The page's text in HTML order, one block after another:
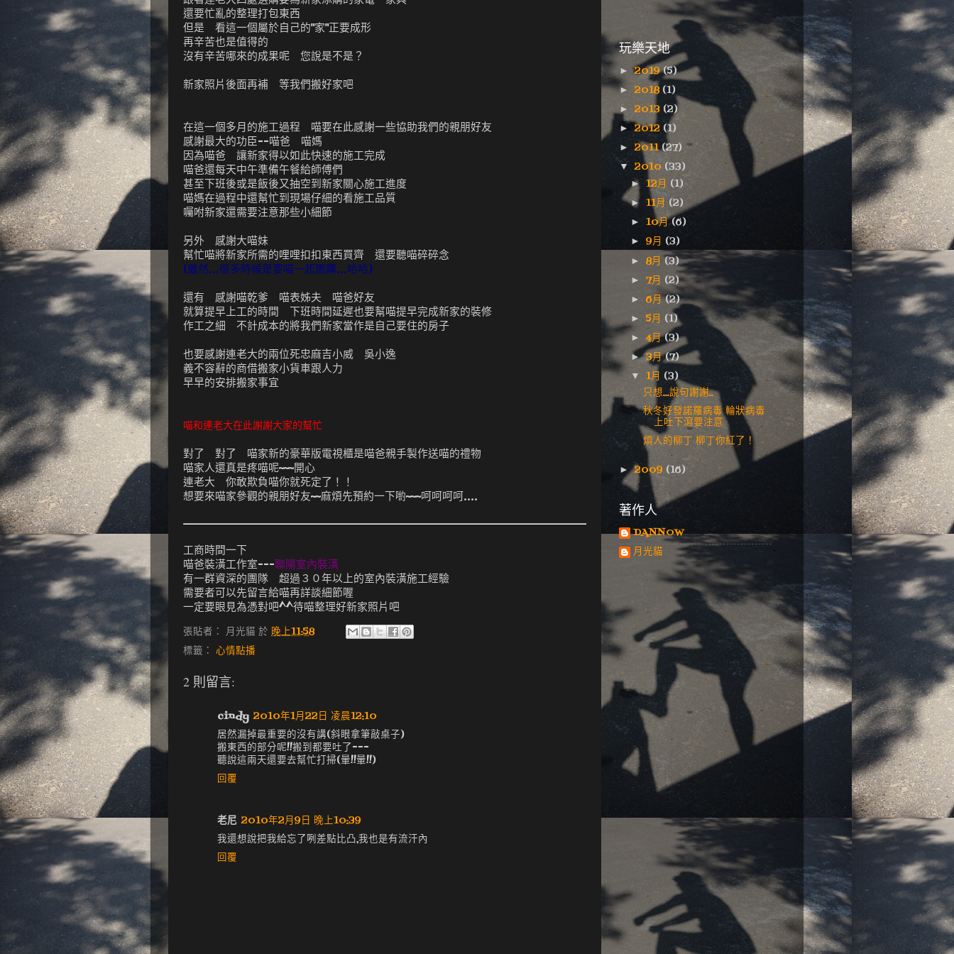
還要忙亂的整理打包東西
但是 看這一個屬於自己的"家"正要成形
再辛苦也是值得的
沒有辛苦哪來的成果呢 您說是不是？
新家照片後面再補 等我們搬好家吧
在這一個多月的施工過程 喵要在此感謝一些協助我們的親朋好友
感謝最大的功臣--喵爸 喵媽
因為喵爸 讓新家得以如此快速的施工完成
喵爸還每天中午準備午餐給師傅們
甚至下班後或是飯後又抽空到新家關心施工進度
喵媽在過程中還幫忙到現場仔細的看施工品質
囑咐新家還需要注意那些小細節
另外 感謝大喵妹
幫忙喵將新家所需的哩哩扣扣東西買齊 還要聽喵碎碎念
(雖然...很多時候是要喵一起團購...哈哈)
還有 感謝喵乾爹 喵表姊夫 喵爸好友
就算提早上工的時間 下班時間延遲也要幫喵提早完成新家的裝修
作工之細 不計成本的將我們新家當作是自己要住的房子
也要感謝連老大的兩位死忠麻吉小威 吳小逸
義不容辭的商借搬家小貨車跟人力
早早的安排搬家事宜
喵和連老大在此謝謝大家的幫忙
對了 對了 喵家新的豪華版電視櫃是喵爸親手製作送喵的禮物
喵家人還真是疼喵呢~~~開心
連老大 你敢欺負喵你就死定了！！
想要來喵家參觀的親朋好友~~麻煩先預約一下喲~~~呵呵呵呵....
工商時間一下
喵爸裝潢工作室---聯陽室內裝潢
有一群資深的團隊 超過３０年以上的室內裝潢施工經驗
需要者可以先留言給喵再詳談細節喔
一定要眼見為憑對吧^^待喵整理好新家照片吧
張貼者： 月光貓 於 晚上11:58
標籤： 心情點播
2 則留言:
cindy 2010年1月22日 凌晨12:10
居然漏掉最重要的沒有講(斜眼拿筆敲桌子)
搬東西的部分呢!!搬到都要吐了---
聽說這兩天還要去幫忙打掃(暈!!暈!!)
回覆
老尼 2010年2月9日 晚上10:39
我還想說把我給忘了咧差點比凸,我也是有流汗內
回覆
玩樂天地
►2019(5)
► 2018(1)
► 2013 (2)
►2012 (1)
►2011(27)
▼2010 (33)
►12月 (1)
►11月 (2)
►10月(6)
►9月 (3)
►8月(3)
►7月 (2)
►6月(2)
►5月 (1)
►4月(3)
►3月(7)
▼1月 (3)
只想...說句謝謝..
秋冬好發諾羅病毒 輪狀病毒
上吐下瀉要注意
煩人的柳丁 柳丁你紅了！
►2009 (16)
著作人
DANNOW
月光貓